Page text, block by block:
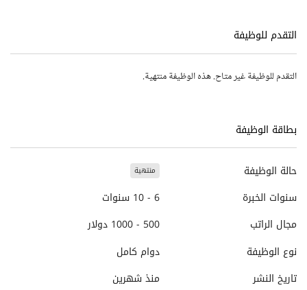
التقدم للوظيفة
التقدم للوظيفة غير متاح. هذه الوظيفة منتهية.
بطاقة الوظيفة
حالة الوظيفة منتهية
سنوات الخبرة
6 - 10 سنوات
مجال الراتب
500 - 1000 دولار
نوع الوظيفة
دوام كامل
تاريخ النشر
منذ شهرين